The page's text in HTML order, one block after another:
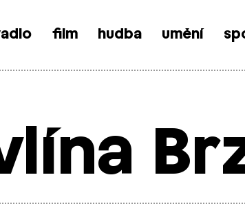
film hudba umění